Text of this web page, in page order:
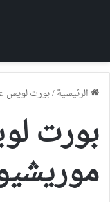
الرئيسية/بورت لويس
بورت